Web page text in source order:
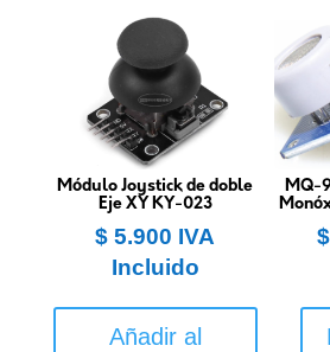
Módulo Joystick de doble
Eje XY KY-023
$ 5.900 IVA
Incluido
Añadir al
MQ-
$